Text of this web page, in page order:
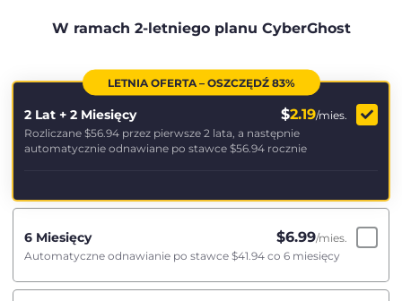
W ramach 2-letniego planu CyberGhost
LETNIA OFERTA – OSZCZĘDŹ 83%
2 Lat + 2 Miesięcy $2.19/mies.
Rozliczane $56.94 przez pierwsze 2 lata, a następnie
automatycznie odnawiane po stawce $56.94 rocznie
6 Miesięcy $6.99/mies.
Automatyczne odnawianie po stawce $41.94 co 6 miesięcy